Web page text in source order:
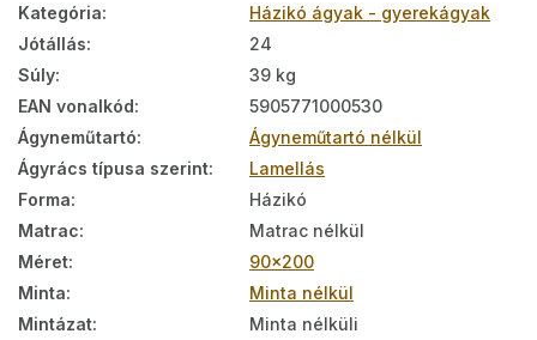
Kategória:
Házikó ágyak - gyerekágyak
Jótállás:
24
Súly:
39 kg
EAN vonalkód:
5905771000530
Ágyneműtartó:
Ágyneműtartó nélkül
Ágyrács típusa szerint:
Lamellás
Forma:
Házikó
Matrac:
Matrac nélkül
Méret:
90x200
Minta:
Minta nélkül
Mintázat:
Minta nélküli